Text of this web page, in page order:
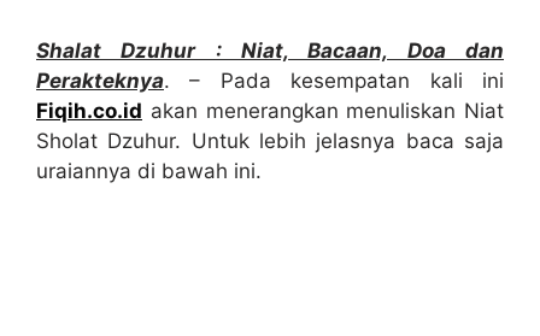
Shalat Dzuhur : Niat, Bacaan, Doa dan
Perakteknya. – Pada kesempatan kali ini
Fiqih.co.id akan menerangkan menuliskan Niat
Sholat Dzuhur. Untuk lebih jelasnya baca saja
uraiannya di bawah ini.